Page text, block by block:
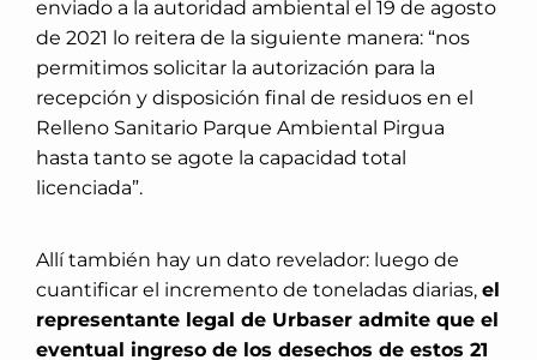
enviado a la autoridad ambiental el 19 de agosto
de 2021 lo reitera de la siguiente manera: “nos
permitimos solicitar la autorización para la
recepción y disposición final de residuos en el
Relleno Sanitario Parque Ambiental Pirgua
hasta tanto se agote la capacidad total
licenciada”.
Allí también hay un dato revelador: luego de
cuantificar el incremento de toneladas diarias, el
representante legal de Urbaser admite que el
eventual ingreso de los desechos de estos 21